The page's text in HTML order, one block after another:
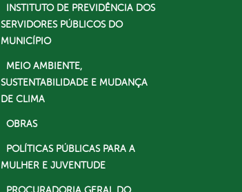
INSTITUTO DE PREVIDÊNCIA DOS
SERVIDORES PÚBLICOS DO
MUNICÍPIO
MEIO AMBIENTE,
SUSTENTABILIDADE E MUDANÇA
DE CLIMA
OBRAS
POLÍTICAS PÚBLICAS PARA A
MULHER E JUVENTUDE